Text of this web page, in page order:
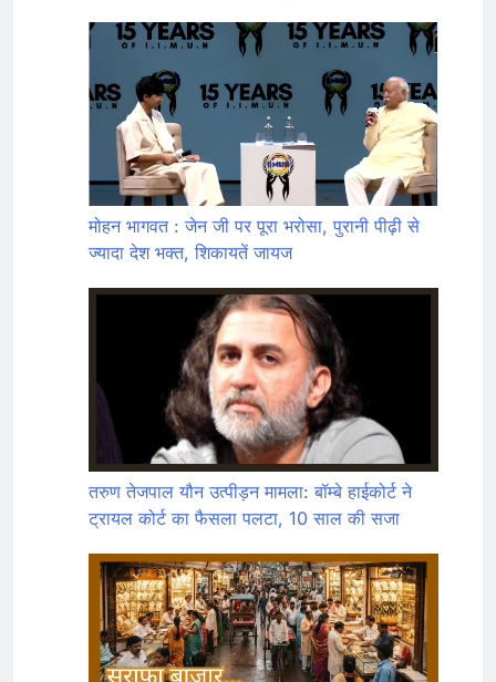
मोहन भागवत : जेन जी पर पूरा भरोसा, पुरानी पीढ़ी से
ज्यादा देश भक्त, शिकायतें जायज
तरुण तेजपाल यौन उत्पीड़न मामला: बॉम्बे हाईकोर्ट ने
ट्रायल कोर्ट का फैसला पलटा, 10 साल की सजा